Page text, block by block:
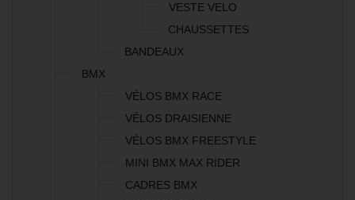
VESTE VELO
CHAUSSETTES
BANDEAUX
BMX
VÉLOS BMX RACE
VÉLOS DRAISIENNE
VÉLOS BMX FREESTYLE
MINI BMX MAX RIDER
CADRES BMX